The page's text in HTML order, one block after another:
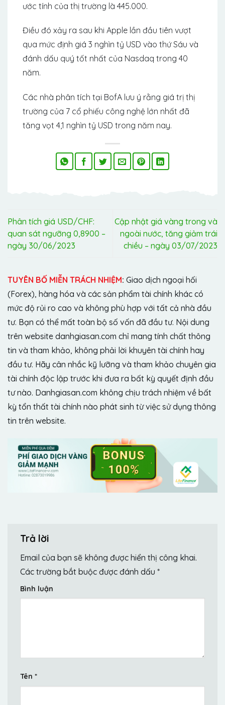
ước tính của thị trường là 445.000.
Điều đó xảy ra sau khi Apple lần đầu tiên vượt
qua mức định giá 3 nghìn tỷ USD vào thứ Sáu và
đánh dấu quý tốt nhất của Nasdaq trong 40
năm.
Các nhà phân tích tại BofA lưu ý rằng giá trị thị
trường của 7 cổ phiếu công nghệ lớn nhất đã
tăng vọt 4,1 nghìn tỷ USD trong năm nay.
Phân tích giá USD/CHF:
quan sát ngưỡng 0,8900 –
ngày 30/06/2023
Cập nhật giá vàng trong và
ngoài nước, tăng giảm trái
chiều – ngày 03/07/2023
TUYÊN BỐ MIỄN TRÁCH NHIỆM: Giao dịch ngoại hối
(Forex), hàng hóa và các sản phẩm tài chính khác có
mức độ rủi ro cao và không phù hợp với tất cả nhà đầu
tư. Bạn có thể mất toàn bộ số vốn đã đầu tư. Nội dung
trên website danhgiasan.com chỉ mang tính chất thông
tin và tham khảo, không phải lời khuyên tài chính hay
đầu tư. Hãy cân nhắc kỹ lưỡng và tham khảo chuyên gia
tài chính độc lập trước khi đưa ra bất kỳ quyết định đầu
tư nào. Danhgiasan.com không chịu trách nhiệm về bất
kỳ tổn thất tài chính nào phát sinh từ việc sử dụng thông
tin trên website.
Trả lời
Email của bạn sẽ không được hiển thị công khai.
Các trường bắt buộc được đánh dấu *
Bình luận
Tên *